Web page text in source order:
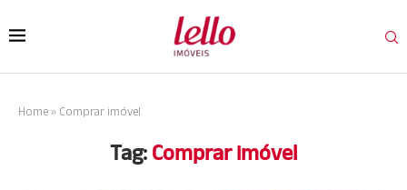
Home » Comprar imóvel
Tag: Comprar imóvel